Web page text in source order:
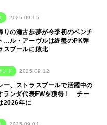
2025.09.15
りの瀬古歩夢が今季初のベンチ
…ル・アーヴルは終盤のPK弾
スブールに敗北
ンド 2025.09.12
ー、ストラスブールで活躍中の
ランダ代表FWを獲得！ チー
2026年に